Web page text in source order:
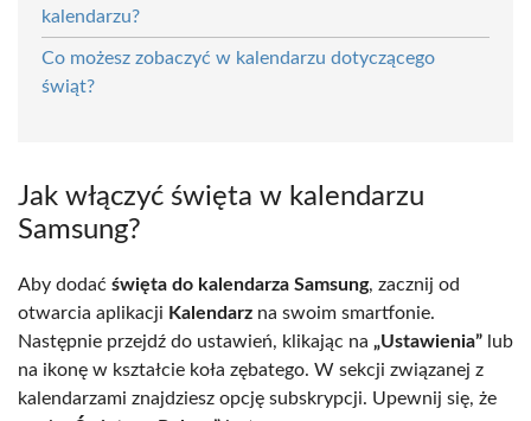
kalendarzu?
Co możesz zobaczyć w kalendarzu dotyczącego
świąt?
Jak włączyć święta w kalendarzu
Samsung?
Aby dodać święta do kalendarza Samsung, zacznij od
otwarcia aplikacji Kalendarz na swoim smartfonie.
Następnie przejdź do ustawień, klikając na „Ustawienia” lub
na ikonę w kształcie koła zębatego. W sekcji związanej z
kalendarzami znajdziesz opcję subskrypcji. Upewnij się, że